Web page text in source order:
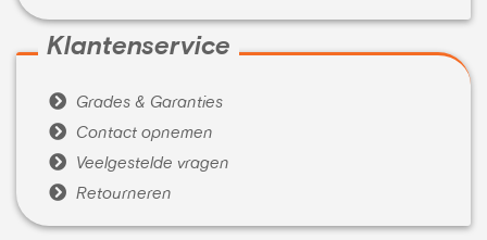
Klantenservice
 Grades & Garanties
 Contact opnemen
 Veelgestelde vragen
 Retourneren